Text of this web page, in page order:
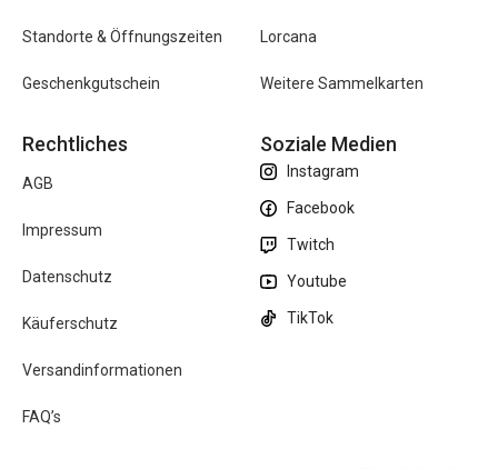
Standorte & Öffnungszeiten
Geschenkgutschein
Lorcana
Weitere Sammelkarten
Rechtliches
AGB
Impressum
Datenschutz
Käuferschutz
Versandinformationen
FAQ’s
Soziale Medien
Instagram
Facebook
Twitch
Youtube
TikTok